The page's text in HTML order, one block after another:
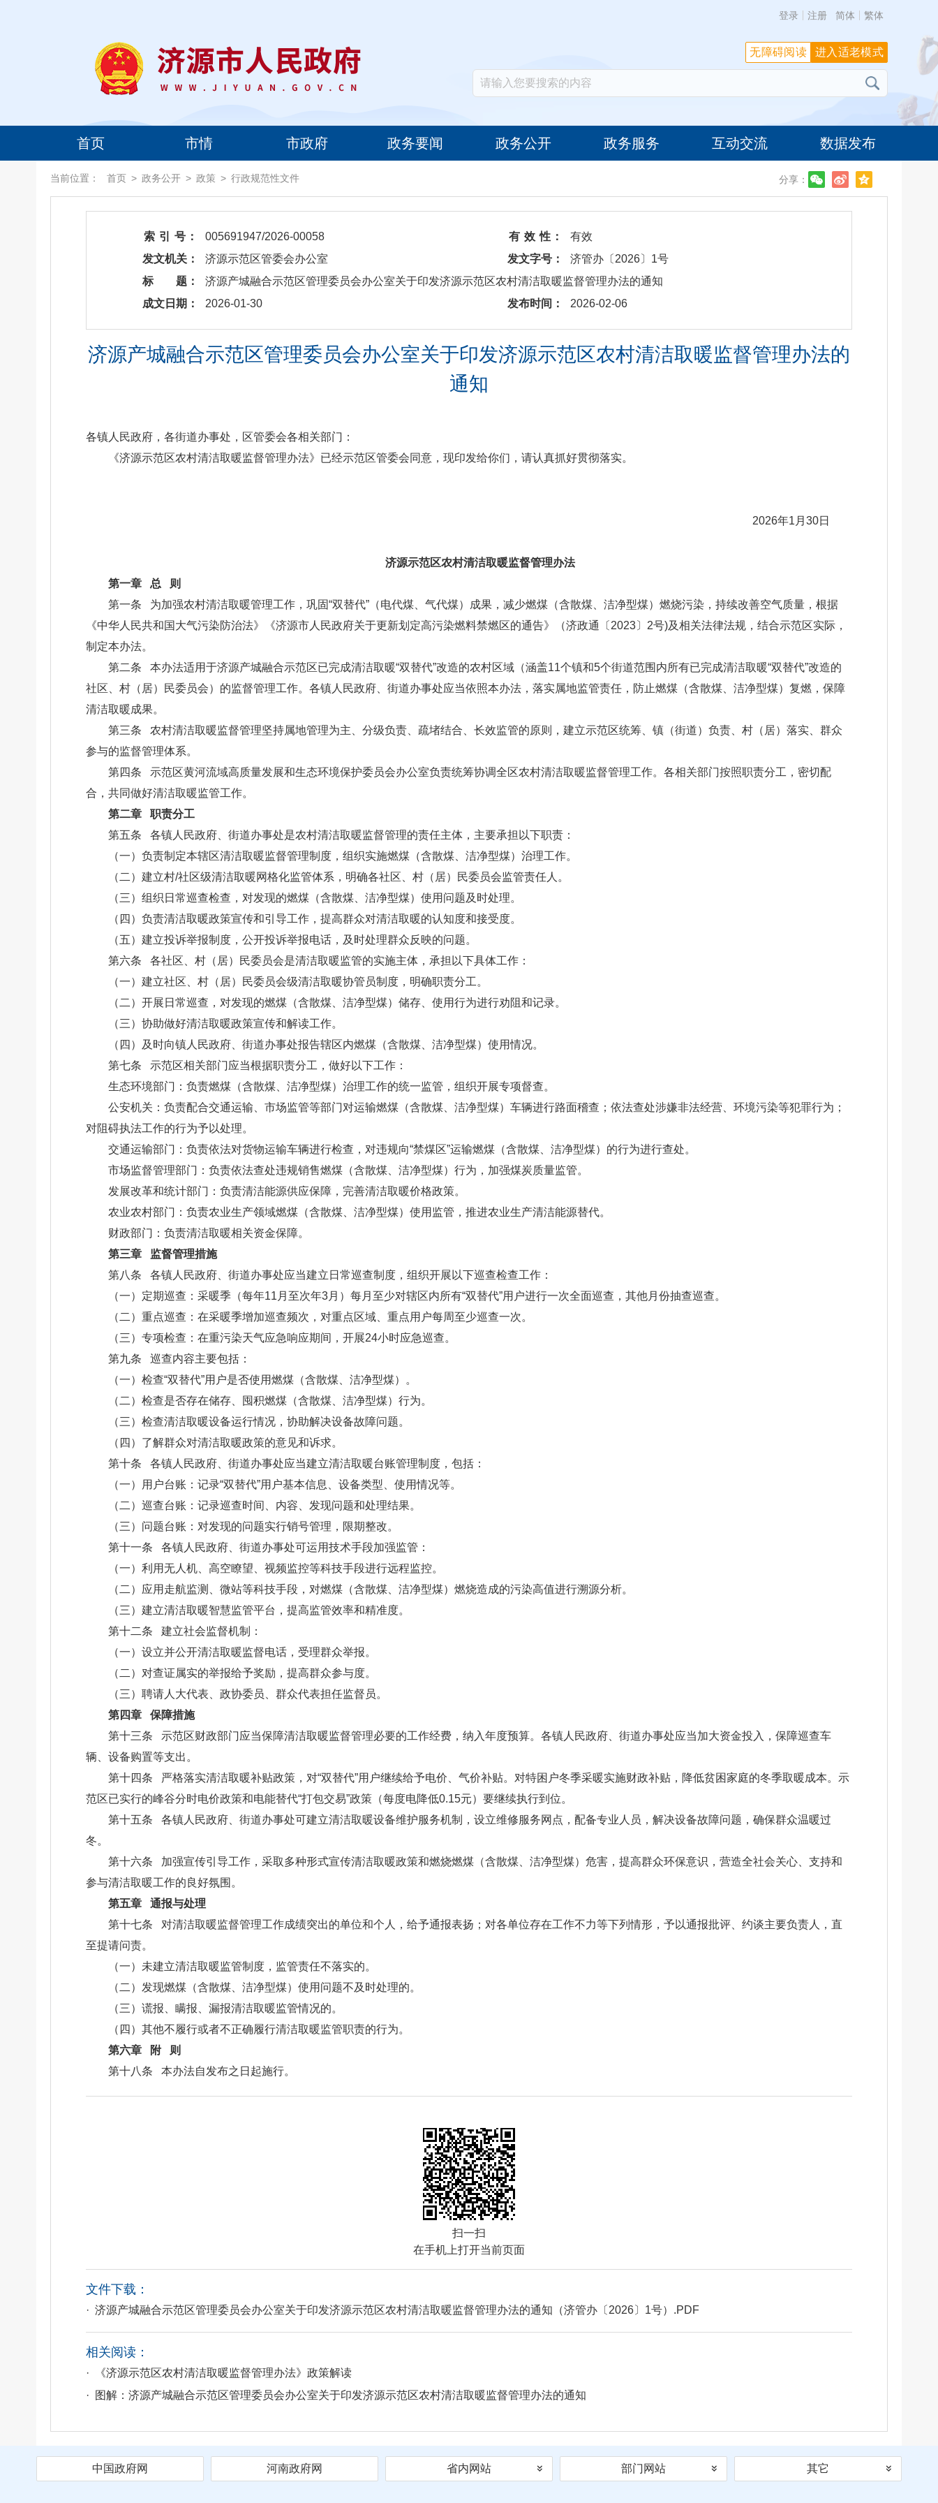
登录 注册 简体 繁体
首页 市情 市政府 政务要闻 政务公开 政务服务 互动交流 数据发布
进入适老模式
无障碍阅读
当前位置： 首页 > 政务公开 > 政策 > 行政规范性文件 分享：
索 引 号： 005691947/2026-00058 有 效 性：
有效
发文机关：
济源示范区管委会办公室 发文字号：
济管办〔2026〕1号
标 题：
​济源产城融合示范区管理委员会办公室关于印发济源示范区农村清洁取暖监督管理办法的通知
成文日期：
2026-01-30 发布时间： 2026-02-06
济源产城融合示范区管理委员会办公室关于印发济源示范区农村清洁取暖监督管理办法的
通知
各镇人民政府，各街道办事处，区管委会各相关部门：
《济源示范区农村清洁取暖监督管理办法》已经示范区管委会同意，现印发给你们，请认真抓好贯彻落实。
2026年1月30日
济源示范区农村清洁取暖监督管理办法
第一章 总 则
第一条 为加强农村清洁取暖管理工作，巩固“双替代”（电代煤、气代煤）成果，减少燃煤（含散煤、洁净型煤）燃烧污染，持续改善空气质量，根据
《中华人民共和国大气污染防治法》《济源市人民政府关于更新划定高污染燃料禁燃区的通告》（济政通〔2023〕2号)及相关法律法规，结合示范区实际，
制定本办法。
第二条 本办法适用于济源产城融合示范区已完成清洁取暖“双替代”改造的农村区域（涵盖11个镇和5个街道范围内所有已完成清洁取暖“双替代”改造的
社区、村（居）民委员会）的监督管理工作。各镇人民政府、街道办事处应当依照本办法，落实属地监管责任，防止燃煤（含散煤、洁净型煤）复燃，保障
清洁取暖成果。
第三条 农村清洁取暖监督管理坚持属地管理为主、分级负责、疏堵结合、长效监管的原则，建立示范区统筹、镇（街道）负责、村（居）落实、群众
参与的监督管理体系。
第四条 示范区黄河流域高质量发展和生态环境保护委员会办公室负责统筹协调全区农村清洁取暖监督管理工作。各相关部门按照职责分工，密切配
合，共同做好清洁取暖监管工作。
第二章 职责分工
第五条 各镇人民政府、街道办事处是农村清洁取暖监督管理的责任主体，主要承担以下职责：
（一）负责制定本辖区清洁取暖监督管理制度，组织实施燃煤（含散煤、洁净型煤）治理工作。
（二）建立村/社区级清洁取暖网格化监管体系，明确各社区、村（居）民委员会监管责任人。
（三）组织日常巡查检查，对发现的燃煤（含散煤、洁净型煤）使用问题及时处理。
（四）负责清洁取暖政策宣传和引导工作，提高群众对清洁取暖的认知度和接受度。
（五）建立投诉举报制度，公开投诉举报电话，及时处理群众反映的问题。
第六条 各社区、村（居）民委员会是清洁取暖监管的实施主体，承担以下具体工作：
（一）建立社区、村（居）民委员会级清洁取暖协管员制度，明确职责分工。
（二）开展日常巡查，对发现的燃煤（含散煤、洁净型煤）储存、使用行为进行劝阻和记录。
（三）协助做好清洁取暖政策宣传和解读工作。
（四）及时向镇人民政府、街道办事处报告辖区内燃煤（含散煤、洁净型煤）使用情况。
第七条 示范区相关部门应当根据职责分工，做好以下工作：
生态环境部门：负责燃煤（含散煤、洁净型煤）治理工作的统一监管，组织开展专项督查。
公安机关：负责配合交通运输、市场监管等部门对运输燃煤（含散煤、洁净型煤）车辆进行路面稽查；依法查处涉嫌非法经营、环境污染等犯罪行为；
对阻碍执法工作的行为予以处理。
交通运输部门：负责依法对货物运输车辆进行检查，对违规向“禁煤区”运输燃煤（含散煤、洁净型煤）的行为进行查处。
市场监督管理部门：负责依法查处违规销售燃煤（含散煤、洁净型煤）行为，加强煤炭质量监管。
发展改革和统计部门：负责清洁能源供应保障，完善清洁取暖价格政策。
农业农村部门：负责农业生产领域燃煤（含散煤、洁净型煤）使用监管，推进农业生产清洁能源替代。
财政部门：负责清洁取暖相关资金保障。
第三章 监督管理措施
第八条 各镇人民政府、街道办事处应当建立日常巡查制度，组织开展以下巡查检查工作：
（一）定期巡查：采暖季（每年11月至次年3月）每月至少对辖区内所有“双替代”用户进行一次全面巡查，其他月份抽查巡查。
（二）重点巡查：在采暖季增加巡查频次，对重点区域、重点用户每周至少巡查一次。
（三）专项检查：在重污染天气应急响应期间，开展24小时应急巡查。
第九条 巡查内容主要包括：
（一）检查“双替代”用户是否使用燃煤（含散煤、洁净型煤）。
（二）检查是否存在储存、囤积燃煤（含散煤、洁净型煤）行为。
（三）检查清洁取暖设备运行情况，协助解决设备故障问题。
（四）了解群众对清洁取暖政策的意见和诉求。
第十条 各镇人民政府、街道办事处应当建立清洁取暖台账管理制度，包括：
（一）用户台账：记录“双替代”用户基本信息、设备类型、使用情况等。
（二）巡查台账：记录巡查时间、内容、发现问题和处理结果。
（三）问题台账：对发现的问题实行销号管理，限期整改。
第十一条 各镇人民政府、街道办事处可运用技术手段加强监管：
（一）利用无人机、高空瞭望、视频监控等科技手段进行远程监控。
（二）应用走航监测、微站等科技手段，对燃煤（含散煤、洁净型煤）燃烧造成的污染高值进行溯源分析。
（三）建立清洁取暖智慧监管平台，提高监管效率和精准度。
第十二条 建立社会监督机制：
（一）设立并公开清洁取暖监督电话，受理群众举报。
（二）对查证属实的举报给予奖励，提高群众参与度。
（三）聘请人大代表、政协委员、群众代表担任监督员。
第四章 保障措施
第十三条 示范区财政部门应当保障清洁取暖监督管理必要的工作经费，纳入年度预算。各镇人民政府、街道办事处应当加大资金投入，保障巡查车
辆、设备购置等支出。
第十四条 严格落实清洁取暖补贴政策，对“双替代”用户继续给予电价、气价补贴。对特困户冬季采暖实施财政补贴，降低贫困家庭的冬季取暖成本。示
范区已实行的峰谷分时电价政策和电能替代“打包交易”政策（每度电降低0.15元）要继续执行到位。
第十五条 各镇人民政府、街道办事处可建立清洁取暖设备维护服务机制，设立维修服务网点，配备专业人员，解决设备故障问题，确保群众温暖过
冬。
第十六条 加强宣传引导工作，采取多种形式宣传清洁取暖政策和燃烧燃煤（含散煤、洁净型煤）危害，提高群众环保意识，营造全社会关心、支持和
参与清洁取暖工作的良好氛围。
第五章 通报与处理
第十七条 对清洁取暖监督管理工作成绩突出的单位和个人，给予通报表扬；对各单位存在工作不力等下列情形，予以通报批评、约谈主要负责人，直
至提请问责。
（一）未建立清洁取暖监管制度，监管责任不落实的。
（二）发现燃煤（含散煤、洁净型煤）使用问题不及时处理的。
（三）谎报、瞒报、漏报清洁取暖监管情况的。
（四）其他不履行或者不正确履行清洁取暖监管职责的行为。
第六章 附 则
第十八条 本办法自发布之日起施行。
扫一扫
在手机上打开当前页面
文件下载：
· 济源产城融合示范区管理委员会办公室关于印发济源示范区农村清洁取暖监督管理办法的通知（济管办〔2026〕1号）.PDF
相关阅读：
· 《济源示范区农村清洁取暖监督管理办法》政策解读
· 图解：济源产城融合示范区管理委员会办公室关于印发济源示范区农村清洁取暖监督管理办法的通知
中国政府网 河南政府网 省内网站 部门网站 其它